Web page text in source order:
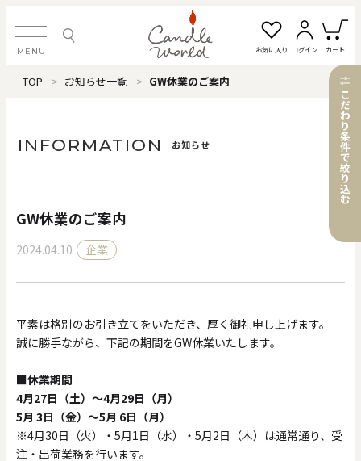
MENU お気に入り ログイン カート
ログイン・新規会員登録
すべてのアイテム
カテゴリから探す
#タグから探す
0
円 円
TOP お知らせ一覧 GW休業のご案内
INFORMATION お知らせ
GW休業のご案内
2024.04.10 企業
平素は格別のお引き立てをいただき、厚く御礼申し上げます。
誠に勝手ながら、下記の期間をGW休業いたします。
■休業期間
4月27日（土）〜4月29日（月）
5月 3日（金）〜5月 6日（月）
※4月30日（火）・5月1日（水）・5月2日（木）は通常通り、受
注・出荷業務を行います。
こ
だ
わ
り
条
件
で
絞
り
込
む